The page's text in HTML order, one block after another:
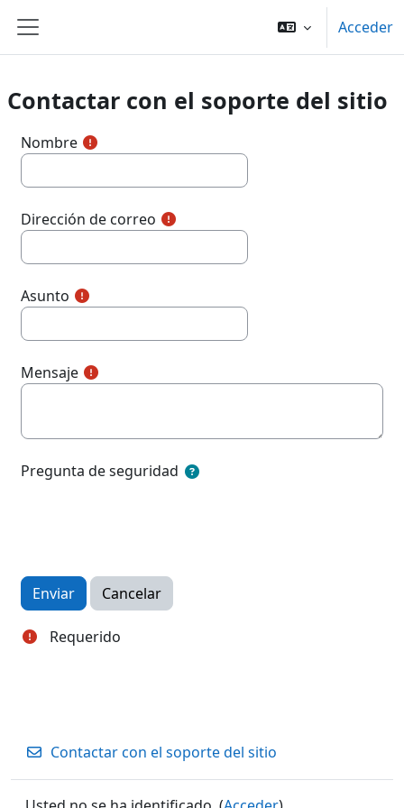
Panel lateral
Acceder
Contactar con el soporte del sitio
Nombre
Dirección de correo
Asunto
Mensaje
Pregunta de seguridad
Requerido
Contactar con el soporte del sitio